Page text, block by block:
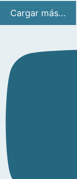
Cargar más...